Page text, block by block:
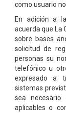
como usuario
En adición a
acuerda que La
sobre bases
solicitud de
personas su
telefónico u
expresado a
sistemas
sea
aplicables o